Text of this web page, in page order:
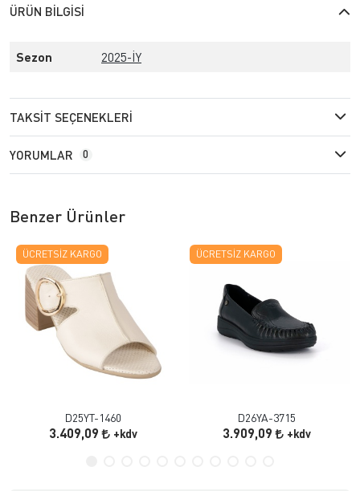
ÜRÜN BILGISI
Sezon 2025-İY
TAKSIT SEÇENEKLERI
YORUMLAR 0
Benzer Ürünler
ÜCRETSIZ KARGO
D25YT-1460
3.409,09 +kdv
ÜCRETSIZ KARGO
D26YA-3715
3.909,09 +kdv